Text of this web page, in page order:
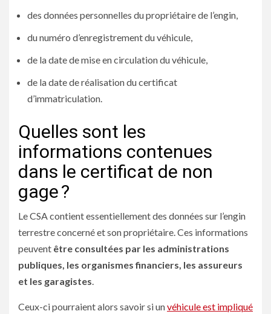
des données personnelles du propriétaire de l’engin,
du numéro d’enregistrement du véhicule,
de la date de mise en circulation du véhicule,
de la date de réalisation du certificat
d’immatriculation.
Quelles sont les
informations contenues
dans le certificat de non
gage ?
Le CSA contient essentiellement des données sur l’engin
terrestre concerné et son propriétaire. Ces informations
peuvent être consultées par les administrations
publiques, les organismes financiers, les assureurs
et les garagistes.
Ceux-ci pourraient alors savoir si unvéhicule est impliqué